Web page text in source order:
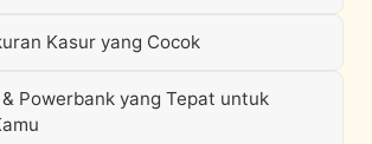
Kasur yang Cocok
Powerbank yang Tepat untuk